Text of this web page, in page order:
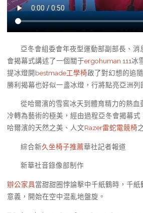
亞冬會組委會年夜型運動部副部長、消
會揭幕式講述了一個關于ergohuman 111冰
提冰燈開bestmade工學椅啟了對幻想的追
勝利揭幕也好似一盞冰燈，行將點亮亞洲列
從哈爾濱的雪窖冰天到體育精力的熱血
冷轉為藝術的極美，經由過程亞冬會揭幕
哈爾濱的天然之美、人文Razer雷蛇電競椅
綜合新久坐椅子推薦華社記者報道
新華社音錄像部制作
辦公家具當甜甜圈悖論擊中千紙鶴時，千
意義，開始在空中混亂地盤旋。